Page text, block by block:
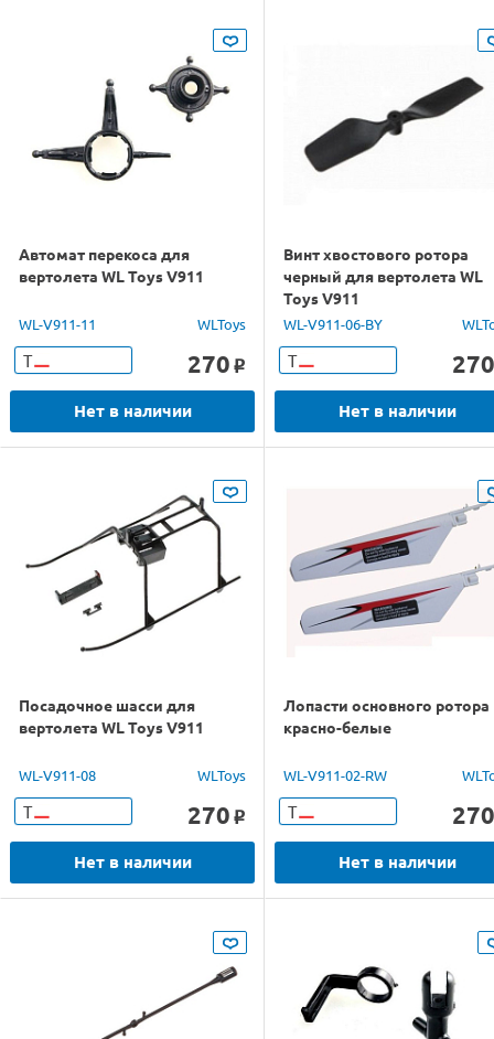
Автомат перекоса для
вертолета WL Toys V911
WL-V911-11 WLToys
Т 270 o
Нет в наличии
Винт хвостового ротора
черный для вертолета WL
Toys V911
WL-V911-06-BY
Т 270
Нет в наличии
Посадочное шасси для
вертолета WL Toys V911
WL-V911-08 WLToys
Т 270 o
Нет в наличии
Лопасти основного ротора
красно-белые
WL-V911-02-RW
Т 270
Нет в наличии